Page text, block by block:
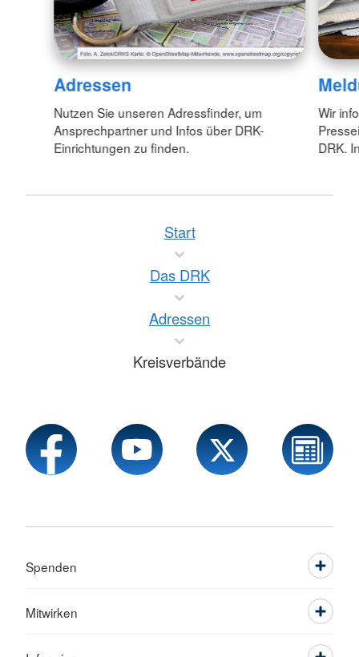
Adressen
Nutzen Sie unseren Adressfinder, um
Ansprechpartner und Infos über DRK-
Einrichtungen zu finden.
Wir
DRK.
Start
Das DRK
Adressen
Kreisverbände
Spenden
Mitwirken